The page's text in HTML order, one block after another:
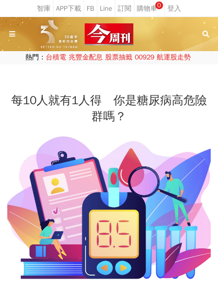
0
熱門： 台積電 兆豐金配息 股票抽籤 00929 航運股走勢
每10人就有1人得 你是糖尿病高危險
群嗎？